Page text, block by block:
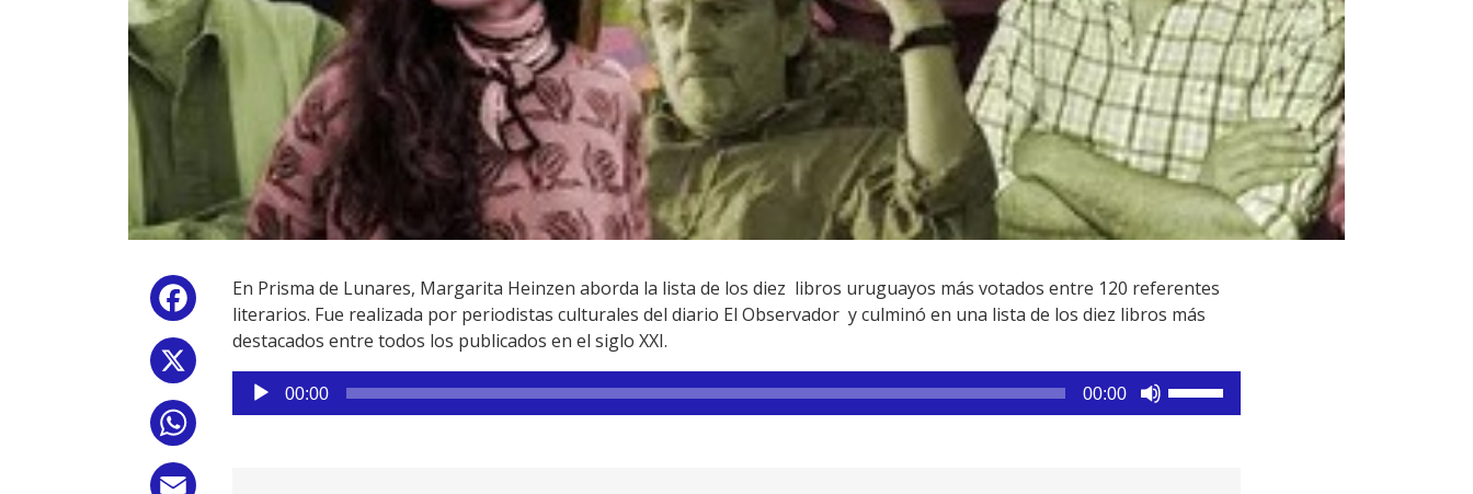
Facebook
En Prisma de Lunares, Margarita Heinzen aborda la lista de los diez libros uruguayos más votados entre 120 referentes
literarios. Fue realizada por periodistas culturales del diario El Observador y culminó en una lista de los diez libros más
destacados entre todos los publicados en el siglo XXI.
Reproductor
de
00:00 00:00